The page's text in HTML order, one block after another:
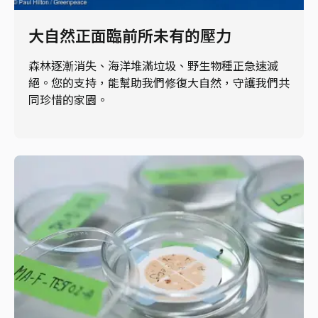
大自然正面臨前所未有的壓力
森林逐漸消失、海洋堆滿垃圾、野生物種正急速滅
絕。您的支持，能幫助我們修復大自然，守護我們共
同珍惜的家園。